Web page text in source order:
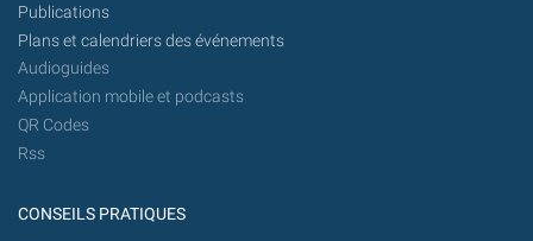
Publications
Plans et calendriers des événements
Audioguides
Application mobile et podcasts
QR Codes
Rss
CONSEILS PRATIQUES